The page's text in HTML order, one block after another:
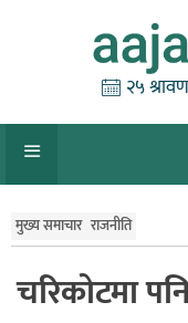
२५
मुख्य समाचार राजनीति
चरिकोटमा